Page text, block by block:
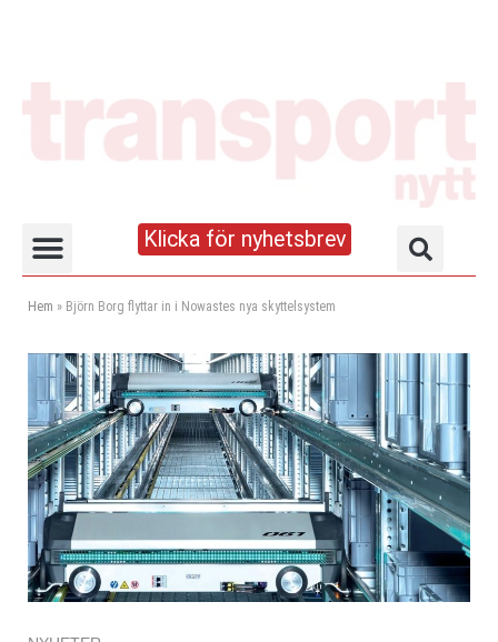
Klicka för nyhetsbrev
Hem » Björn Borg flyttar in i Nowastes nya skyttelsystem